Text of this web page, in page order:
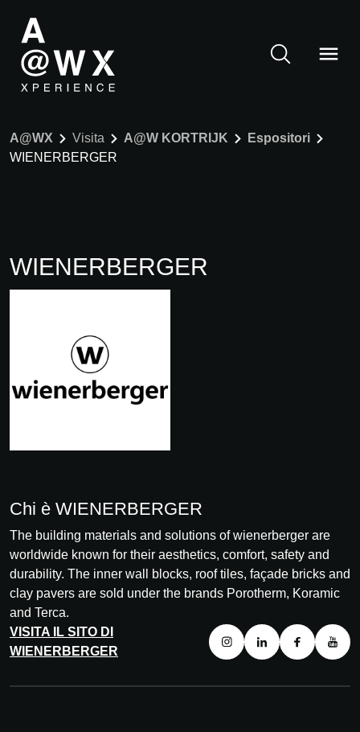
A@WX Visita A@W KORTRIJK
Espositori
WIENERBERGER
WIENERBERGER
Chi è WIENERBERGER
The building materials and solutions of wienerberger are
worldwide known for their aesthetics, comfort, safety and
durability. The inner wall blocks, roof tiles, façade bricks and
clay pavers are sold under the brands Porotherm, Koramic
and Terca.
VISITA IL SITO DI
WIENERBERGER